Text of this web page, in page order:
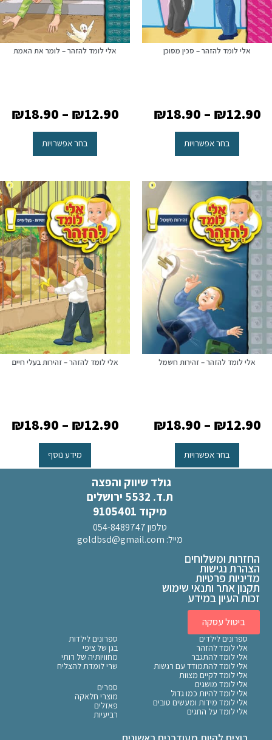
אלי לומד להזהר – סכין מסוכן
₪12.90
–
₪18.90
בחר אפשרויות
אלי לומד להזהר – לומר את האמת
₪12.90
–
₪18.90
בחר אפשרויות
אלי לומד להזהר – זהירות חשמל
₪12.90
–
₪18.90
בחר אפשרויות
אלי לומד להזהר – זהירות בעלי חיים
₪12.90
–
₪18.90
מידע נוסף
גולד שיווק והפצה
ת.ד. 5532 ירושלים
מיקוד 9105401
טלפון 054-8489747
מייל: goldbsd@gmail.com
החזרות ומשלוחים
הצהרת נגישות
מדיניות פרטיות
תקנון אתר ותנאי שימוש
זכות העיון במידע
ביטול עסקה
ספרונים לילדים
אלי לומד להזהר
אלי לומד להתגבר
אלי לומד להתמודד עם רגשות
אלי לומד לקיים מצוות
אלי לומד מושגים
אלי לומד להיות כמו גדול
אלי לומד מידות ומעשים טובים
אלי לומד על החגים
ספרונים לילדות
בגן של ציפי
מחוויותיה של רותי
שרי לומדת להצליח
ספרים
מוצרי חלאקה
פאזלים
רביעיות